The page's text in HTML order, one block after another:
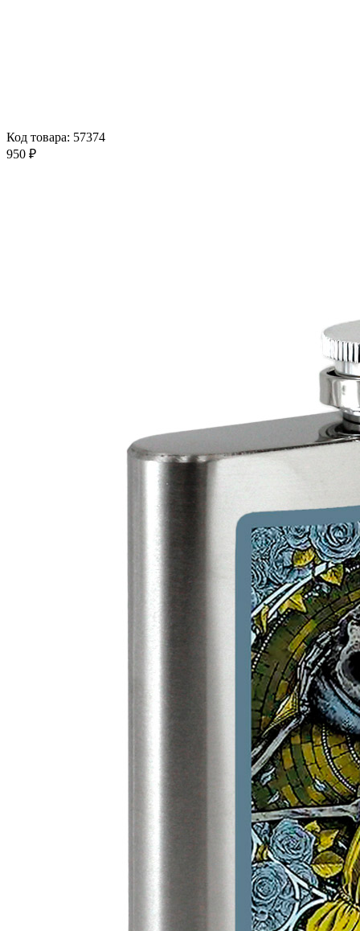
Код товара: 57374
950 ₽